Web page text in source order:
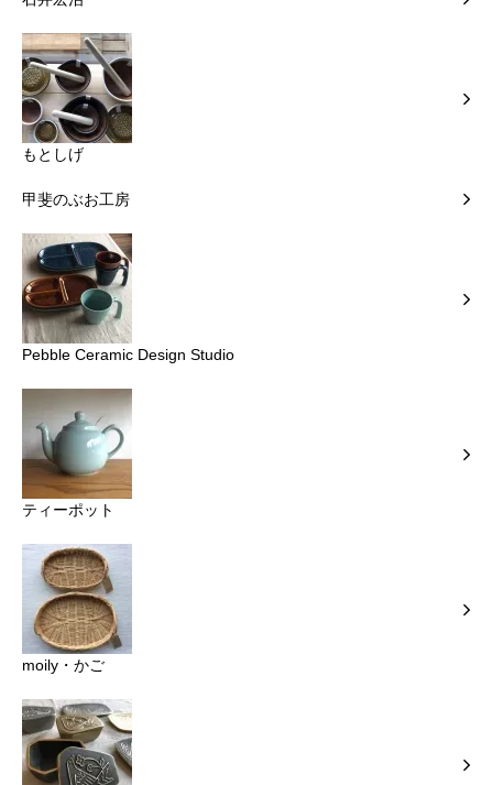
もとしげ
甲斐のぶお工房
Pebble Ceramic Design Studio
ティーポット
moily・かご